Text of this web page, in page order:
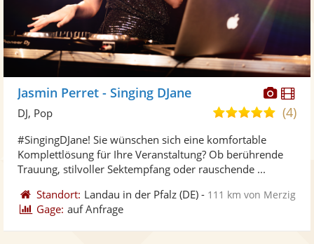
Jasmin Perret - Singing DJane
5,0
5
(4)
DJ, Pop
#SingingDJane! Sie wünschen sich eine komfortable
Komplettlösung für Ihre Veranstaltung? Ob berührende
Trauung, stilvoller Sektempfang oder rauschende ...
Standort: Landau in der Pfalz (DE) - 111 km von Merzig
Gage: auf Anfrage